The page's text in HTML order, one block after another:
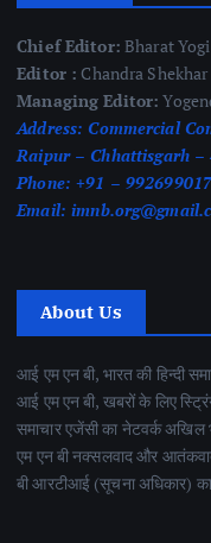
Chief Editor: Bharat Yogi
Editor : Chandra
Managing Editor:
Address: Commercial
Raipur – Chhattisgarh –
Phone: +91 –
Email:
About Us
आई एम एन बी, भारत की हिन्दी
आई एम एन बी, खबरों के लिए
समाचार एजेंसी का नेटवर्क अखिल
एम एन बी नक्सलवाद और
बी आरटीआई (सूचना अधिकार)